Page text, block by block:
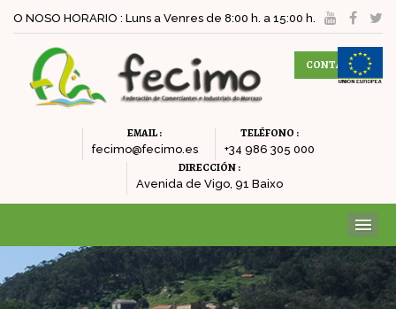
O NOSO HORARIO : Luns a Venres de 8:00 h. a 15:00 h.
CONTACTAR
EMAIL :
fecimo@fecimo.es
TELÉFONO :
+34 986 305 000
DIRECCIÓN :
Avenida de Vigo, 91 Baixo